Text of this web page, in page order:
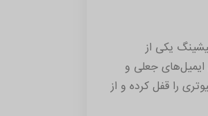
یکی از
جعلی و
را قفل کرده و از